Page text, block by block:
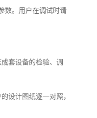
数。用户在调试时请
套设备的检验、调
设计图纸逐一对照，